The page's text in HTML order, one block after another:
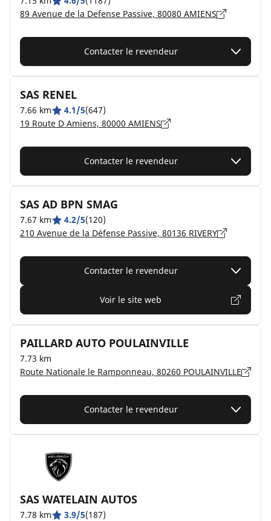
89 Avenue de la Defense Passive, 80080 AMIENS
Contacter le revendeur
SAS RENEL
7.66 km 4.1/5(647)
19 Route D Amiens, 80000 AMIENS
Contacter le revendeur
SAS AD BPN SMAG
7.67 km 4.2/5(120)
210 Avenue de la Défense Passive, 80136 RIVERY
Contacter le revendeur
Voir le site web
PAILLARD AUTO POULAINVILLE
7.73 km
Route Nationale le Ramponneau, 80260 POULAINVILLE
Contacter le revendeur
SAS WATELAIN AUTOS
7.78 km 3.9/5(187)